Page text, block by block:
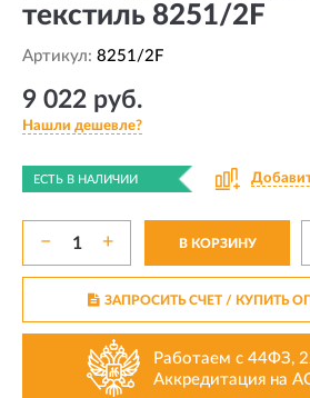
текстиль 8251/2F
Артикул: 8251/2F
9 022 руб.
Нашли дешевле?
ЕСТЬ В НАЛИЧИИ
− + В КОРЗИНУ
ЗАПРОСИТЬ СЧЕТ / КУПИТЬ
Работаем с 44ФЗ,
Аккредитация на